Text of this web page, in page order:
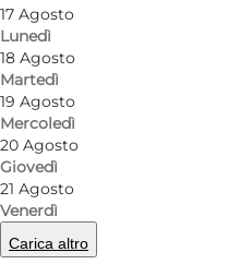
17 Agosto
Lunedì
18 Agosto
Martedì
19 Agosto
Mercoledì
20 Agosto
Giovedì
21 Agosto
Venerdì
Carica altro
Foto
Take a nostalgic and
stresses of everyday
Badehotel, which